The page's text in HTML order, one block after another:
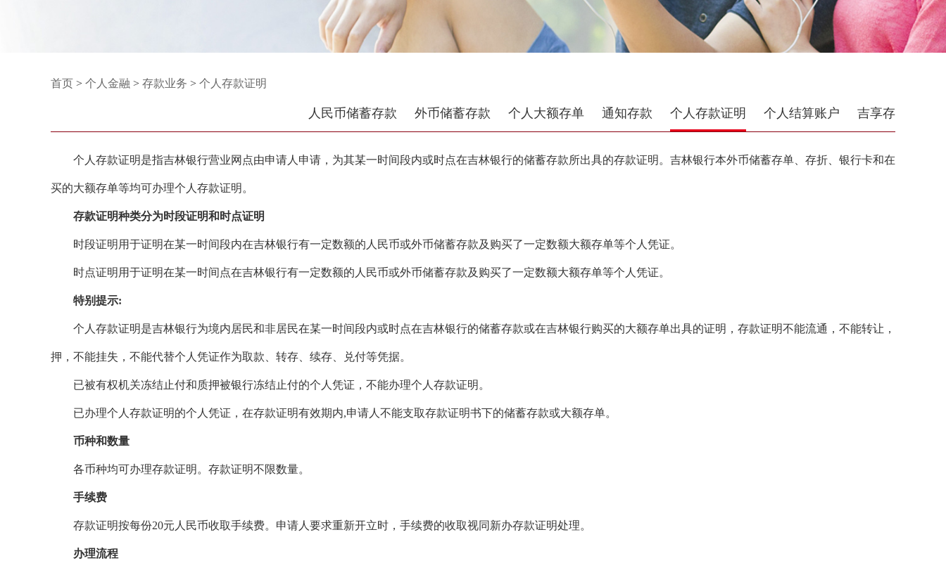
首页 > 个人金融 > 存款业务 > 个人存款证明
人民币储蓄存款 外币储蓄存款 个人大额存单 通知存款 个人存款证明 个人结算账户 吉享存
个人存款证明是指吉林银行营业网点由申请人申请，为其某一时间段内或时点在吉林银行的储蓄存款所出具的存款证明。吉林银行本外币储蓄存单、存折、银行卡和在吉林银行
买的大额存单等均可办理个人存款证明。
存款证明种类分为时段证明和时点证明
时段证明用于证明在某一时间段内在吉林银行有一定数额的人民币或外币储蓄存款及购买了一定数额大额存单等个人凭证。
时点证明用于证明在某一时间点在吉林银行有一定数额的人民币或外币储蓄存款及购买了一定数额大额存单等个人凭证。
特别提示:
个人存款证明是吉林银行为境内居民和非居民在某一时间段内或时点在吉林银行的储蓄存款或在吉林银行购买的大额存单出具的证明，存款证明不能流通，不能转让，不能用于
押，不能挂失，不能代替个人凭证作为取款、转存、续存、兑付等凭据。
已被有权机关冻结止付和质押被银行冻结止付的个人凭证，不能办理个人存款证明。
已办理个人存款证明的个人凭证，在存款证明有效期内,申请人不能支取存款证明书下的储蓄存款或大额存单。
币种和数量
各币种均可办理存款证明。存款证明不限数量。
手续费
存款证明按每份20元人民币收取手续费。申请人要求重新开立时，手续费的收取视同新办存款证明处理。
办理流程